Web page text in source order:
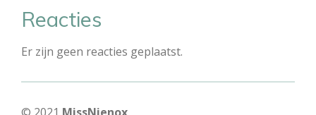
Reacties
Er zijn geen reacties geplaatst.